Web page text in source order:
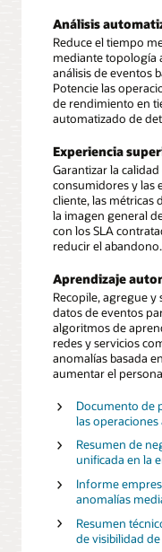
Análisis
Reduce el tiempo
mediante topología
análisis de eventos
Potencie las
de rendimiento en
automatizado de
Experiencia
Garantizar la
consumidores y las
cliente, las
la imagen general
con los SLA
reducir el abandono.
Aprendizaje
Recopile, agregue y
datos de eventos
algoritmos de
redes y servicios
anomalías basada
aumentar el
Documento de
las operaciones
Resumen de
unificada en la
Informe
anomalías
Resumen
de visibilidad